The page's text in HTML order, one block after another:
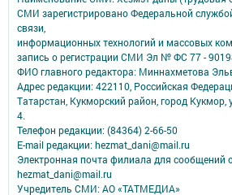
СМИ зарегистрировано Федеральной
связи,
информационных технологий и массовых
запись о регистрации СМИ Эл № ФС 77 -
ФИО главного редактора: Миннахметова
Адрес редакции: 422110, Российская
Татарстан, Кукморский район, город Кукмор,
4.
Телефон редакции: (84364) 2-66-50
E-mail редакции: hezmat_dani@mail.ru
Электронная почта филиала для сообщений
hezmat_dani@mail.ru
Учредитель СМИ: АО «ТАТМЕДИА»